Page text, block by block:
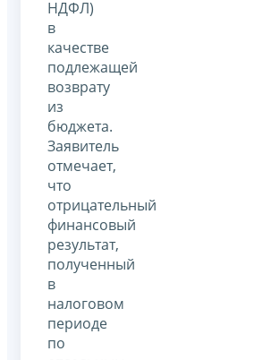
НДФЛ)
в
качестве
подлежащей
возврату
из
бюджета.
Заявитель
отмечает,
что
отрицательный
финансовый
результат,
полученный
в
налоговом
периоде
по